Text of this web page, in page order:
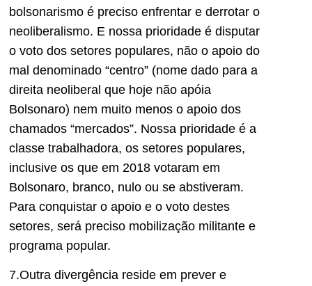
bolsonarismo é preciso enfrentar e derrotar o
neoliberalismo. E nossa prioridade é disputar
o voto dos setores populares, não o apoio do
mal denominado “centro” (nome dado para a
direita neoliberal que hoje não apóia
Bolsonaro) nem muito menos o apoio dos
chamados “mercados”. Nossa prioridade é a
classe trabalhadora, os setores populares,
inclusive os que em 2018 votaram em
Bolsonaro, branco, nulo ou se abstiveram.
Para conquistar o apoio e o voto destes
setores, será preciso mobilização militante e
programa popular.
7.Outra divergência reside em prever e